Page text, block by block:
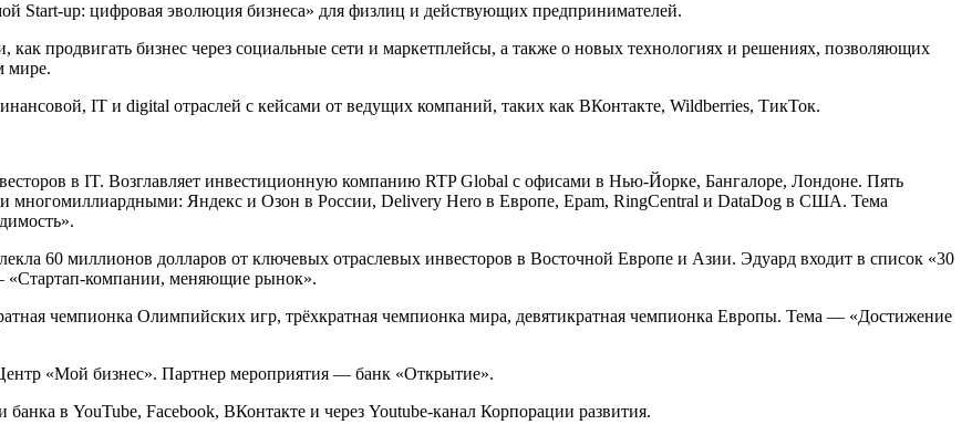
Start-up: цифровая эволюция бизнеса» для физлиц и действующих предпринимателей.
как продвигать бизнес через социальные сети и маркетплейсы, а также о новых технологиях и решениях, позволяющих
мире.
IT и digital отраслей с кейсами от ведущих компаний, таких как ВКонтакте, Wildberries, ТикТок.
в IT. Возглавляет инвестиционную компанию RTP Global с офисами в Нью-Йорке, Бангалоре, Лондоне. Пять
многомиллиардными: Яндекс и Озон в России, Delivery Hero в Европе, Epam, RingCentral и DataDog в США. Тема
60 миллионов долларов от ключевых отраслевых инвесторов в Восточной Европе и Азии. Эдуард входит в список «30
«Стартап-компании, меняющие рынок».
чемпионка Олимпийских игр, трёхкратная чемпионка мира, девятикратная чемпионка Европы. Тема — «Достижение
«Мой бизнес». Партнер мероприятия — банк «Открытие».
банка в YouTube, Facebook, ВКонтакте и через Youtube-канал Корпорации развития.